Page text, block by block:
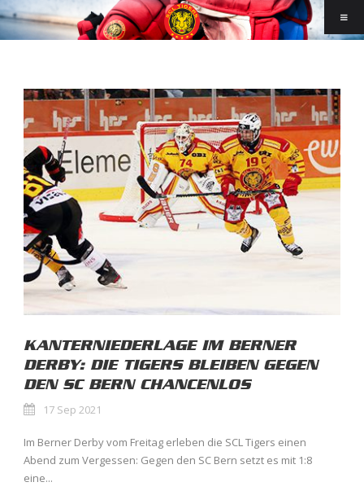
KANTERNIEDERLAGE IM BERNER
DERBY: DIE TIGERS BLEIBEN GEGEN
DEN SC BERN CHANCENLOS
17 Sep 2021
Im Berner Derby vom Freitag erleben die SCL Tigers einen
Abend zum Vergessen: Gegen den SC Bern setzt es mit 1:8
eine...